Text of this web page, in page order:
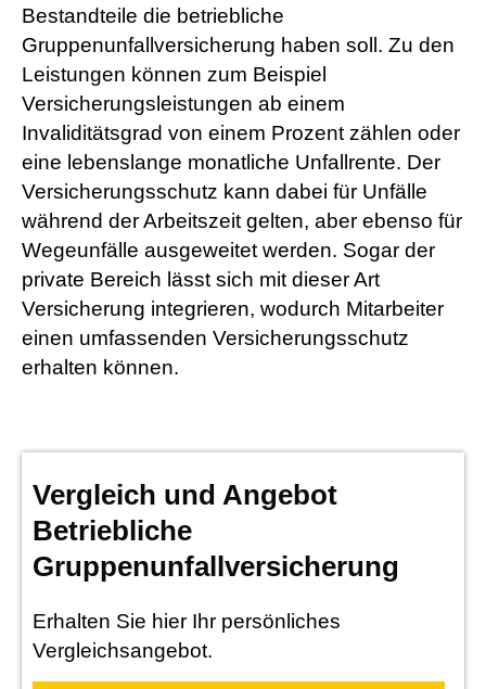
Bestandteile die betriebliche
Gruppenunfallversicherung haben soll. Zu den
Leistungen können zum Beispiel
Versicherungsleistungen ab einem
Invaliditätsgrad von einem Prozent zählen oder
eine lebenslange monatliche Unfallrente. Der
Versicherungsschutz kann dabei für Unfälle
während der Arbeitszeit gelten, aber ebenso für
Wegeunfälle ausgeweitet werden. Sogar der
private Bereich lässt sich mit dieser Art
Versicherung integrieren, wodurch Mitarbeiter
einen umfassenden Versicherungsschutz
erhalten können.
Vergleich und Angebot
Betriebliche
Gruppenunfallversicherung
Erhalten Sie hier Ihr persönliches
Vergleichsangebot.